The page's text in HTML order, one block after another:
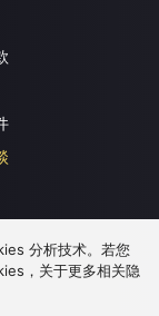
分析技术。若您
，关于更多相关隐